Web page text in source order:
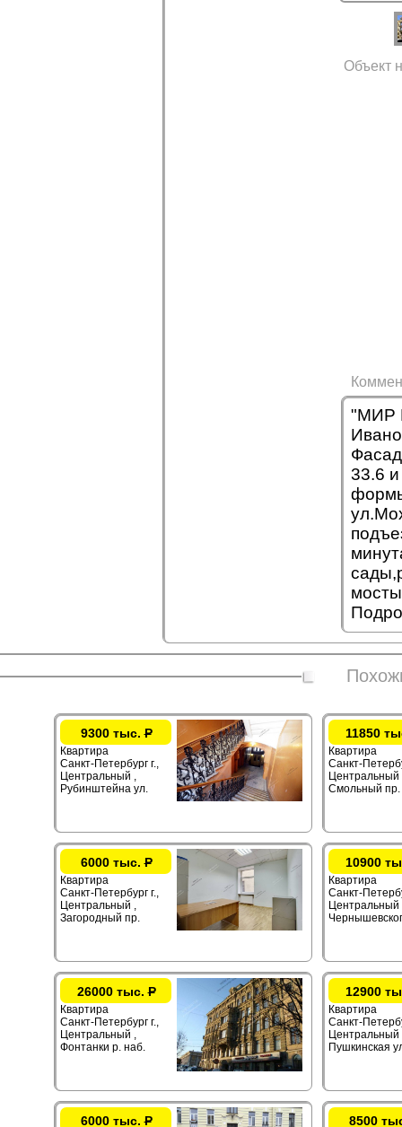
Объект
"МИР
33.6
9300 тыс.Р
Квартира
Санкт-Петербург г.,
Центральный ,
Рубинштейна ул.
11850
Квартира
Санкт-
Центральный
Смольный пр.
6000 тыс.Р
Квартира
Санкт-Петербург г.,
Центральный ,
Загородный пр.
10900
Квартира
Санкт-
Центральный
26000 тыс.Р
Квартира
Санкт-Петербург г.,
Центральный ,
Фонтанки р. наб.
12900
Квартира
Санкт-
Центральный
Пушкинская
6000 тыс.Р 8500